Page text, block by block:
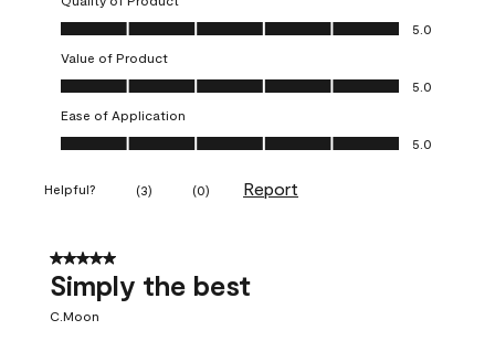
Quality of Product, 5.0 out of 5
5.0
Value of Product
Value of Product, 5.0 out of 5
5.0
Ease of Application
Ease of Application, 5.0 out of 5
5.0
Helpful? (3) (0) Report
5 out of 5 stars.
Simply the best
C.Moon